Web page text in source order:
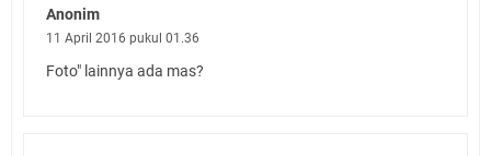
Anonim
11 April 2016 pukul 01.36
Foto" lainnya ada mas?